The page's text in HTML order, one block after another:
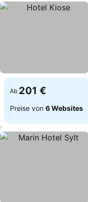
Ab 201 €
Preise von 6 Websites